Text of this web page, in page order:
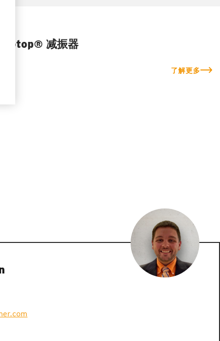
Isotop® 减振器
了解更多